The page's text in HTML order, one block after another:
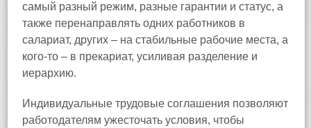
самый разный режим, разные гарантии и статус, а
также перенаправлять одних работников в
салариат, других – на стабильные рабочие места, а
кого‑то – в прекариат, усиливая разделение и
иерархию.
Индивидуальные трудовые соглашения позволяют
работодателям ужесточать условия, чтобы